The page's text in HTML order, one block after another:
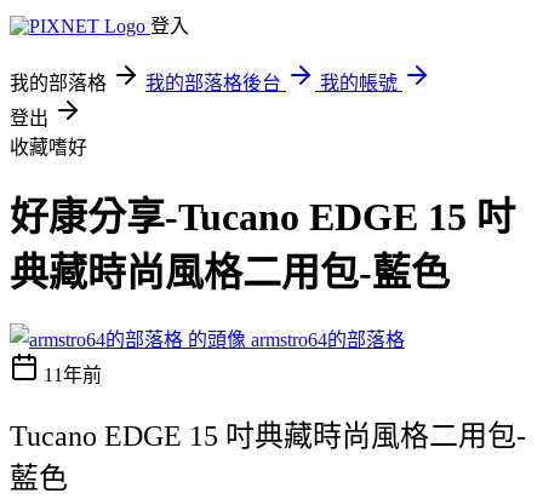
登入
我的部落格 我的部落格後台
我的帳號
登出
收藏嗜好
好康分享-Tucano EDGE 15 吋
典藏時尚風格二用包-藍色
armstro64的部落格
11年前
Tucano EDGE 15 吋典藏時尚風格二用包-
藍色